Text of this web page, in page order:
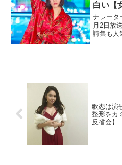
白い【
ナレータ
月2日放
詩集も人
歌恋は演
整形をカ
反省会】